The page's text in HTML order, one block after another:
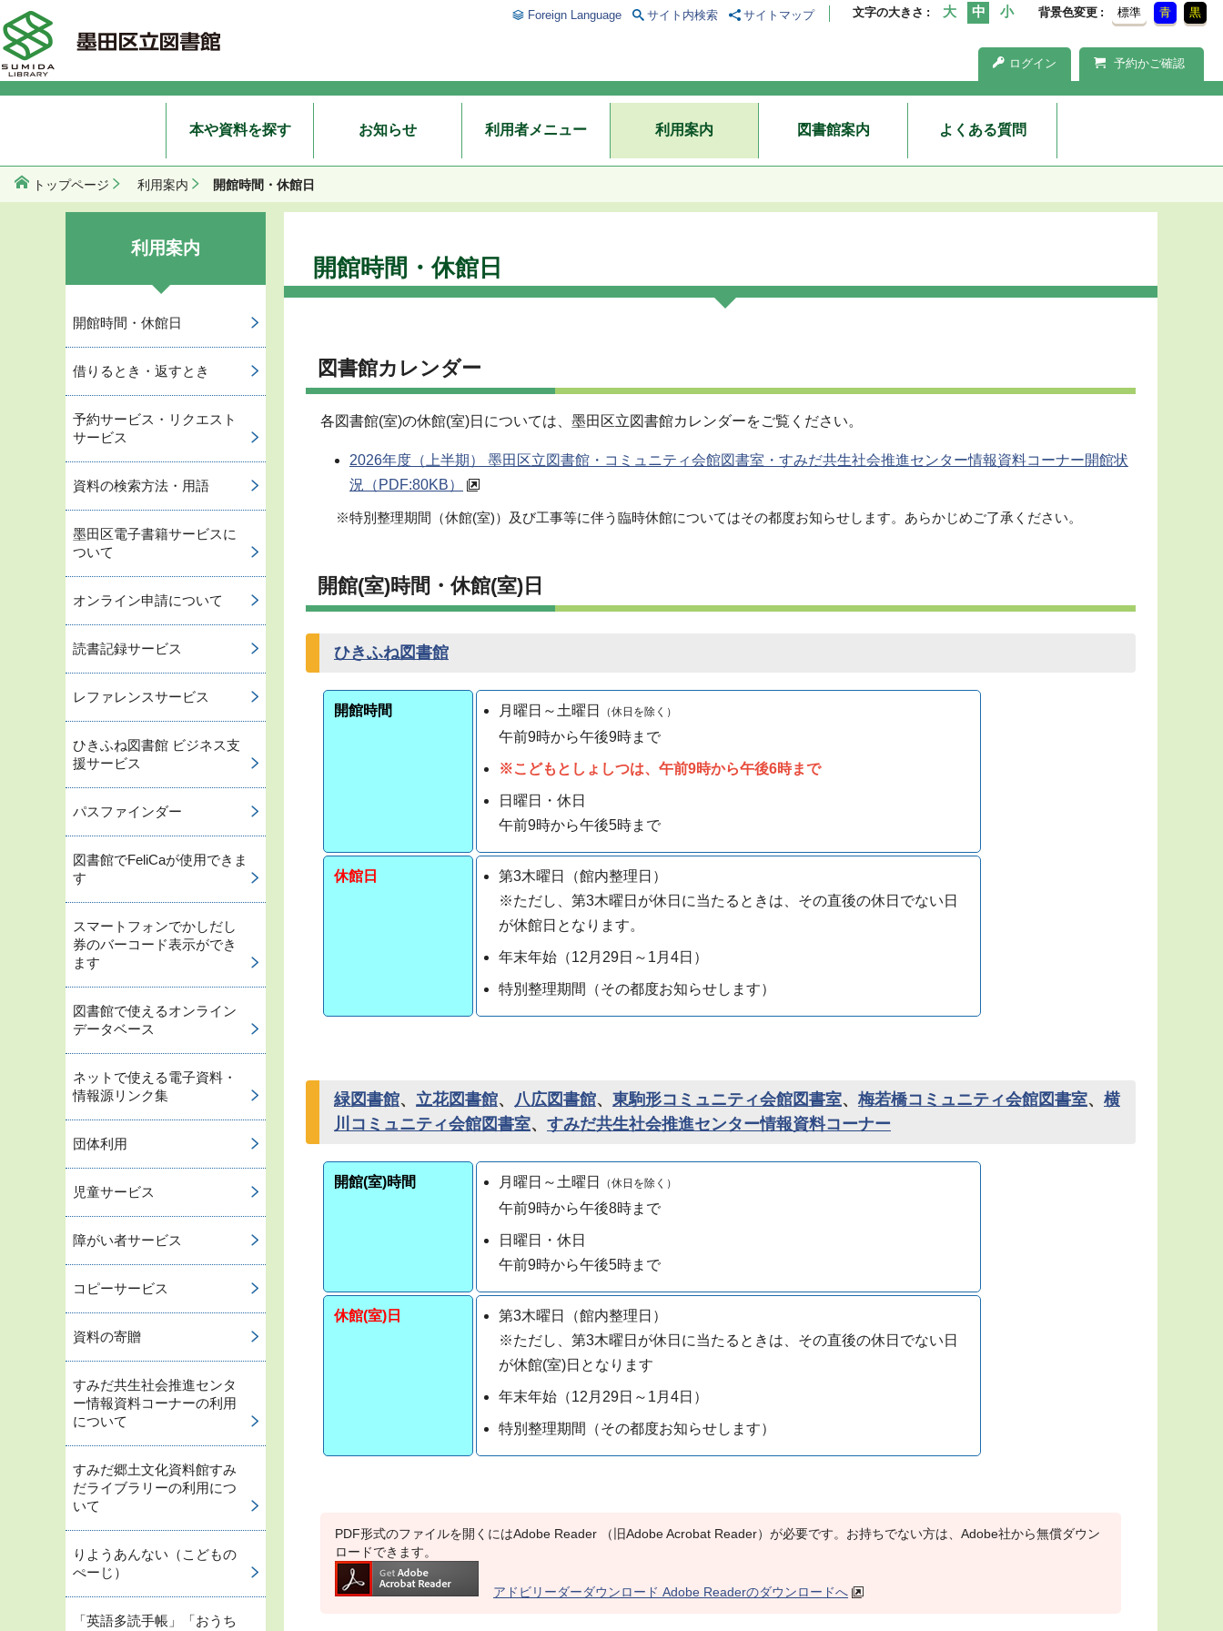
文字の大きさ 背景色変更 標準 青 黒
ログイン 予約かご確認
Foreign Language サイト内検索 サイトマップ
本や資料を探す お知らせ 利用者メニュー 利用案内 図書館案内 よくある質問
トップページ 利用案内 開館時間・休館日
開館時間・休館日
図書館カレンダー
各図書館(室)の休館(室)日については、墨田区立図書館カレンダーをご覧ください。
2026年度（上半期） 墨田区立図書館・コミュニティ会館図書室・すみだ共生社会推進センター情報資料コーナー開館状
況 （PDF:80KB）
※特別整理期間（休館(室)）及び工事等に伴う臨時休館についてはその都度お知らせします。あらかじめご了承ください。
開館(室)時間・休館(室)日
ひきふね図書館
開館時間 月曜日～土曜日 （休日を除く）
午前9時から午後9時まで
※こどもとしょしつは、午前9時から午後6時まで
日曜日・休日
午前9時から午後5時まで
休館日
第3木曜日（館内整理日）
※ただし、第3木曜日が休日に当たるときは、その直後の休日でない日
が休館日となります。
年末年始（12月29日～1月4日）
特別整理期間（その都度お知らせします）
緑図書館、 立花図書館、 八広図書館、 東駒形コミュニティ会館図書室、 梅若橋コミュニティ会館図書室、 横
川コミュニティ会館図書室、 すみだ共生社会推進センター情報資料コーナー
開館(室)時間 月曜日～土曜日 （休日を除く）
午前9時から午後8時まで
日曜日・休日
午前9時から午後5時まで
休館(室)日
第3木曜日（館内整理日）
※ただし、第3木曜日が休日に当たるときは、その直後の休日でない日
が休館(室)日となります
年末年始（12月29日～1月4日）
特別整理期間（その都度お知らせします）
PDF形式のファイルを開くにはAdobe Reader （旧Adobe Acrobat Reader）が必要です。お持ちでない方は、Adobe社から無償ダウン
ロードできます。
アドビリーダーダウンロード Adobe Readerのダウンロードへ
利用案内
開館時間・休館日
借りるとき・返すとき
予約サービス・リクエスト
サービス
資料の検索方法・用語
墨田区電子書籍サービスに
ついて
オンライン申請について
読書記録サービス
レファレンスサービス
ひきふね図書館 ビジネス支
援サービス
パスファインダー
図書館でFeliCaが使用できま
す
スマートフォンでかしだし
券のバーコード表示ができ
ます
図書館で使えるオンライン
データベース
ネットで使える電子資料・
情報源リンク集
団体利用
児童サービス
障がい者サービス
コピーサービス
資料の寄贈
すみだ共生社会推進センタ
ー情報資料コーナーの利用
について
すみだ郷土文化資料館すみ
だライブラリーの利用につ
いて
りようあんない（こどもの
ぺーじ）
「英語多読手帳」「おうち